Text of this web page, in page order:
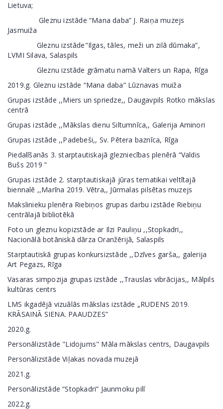
Lietuva;
Gleznu izstāde “Mana daba” J. Raiņa muzejs
Jasmuiža
Gleznu izstāde"Ilgas, tāles, meži un zilā dūmaka”,
LVMI Silava, Salaspils
Gleznu izstāde grāmatu namā Valters un Rapa, Rīga
2019.g. Gleznu izstāde “Mana daba” Lūznavas muiža
Grupas izstāde ,,Miers un spriedze,, Daugavpils Rotko mākslas
centrā
Grupas izstāde ,,Mākslas dienu Siltumnīca,, Galerija Aminori
Grupas izstāde ,,Padebeši,, Sv. Pētera baznīca, Rīga
Piedalīšanās 3. starptautiskajā glezniecības plenērā “Valdis
Bušs 2019 ”
Grupas izstāde 2. starptautiskajā jūras tematikai veltītajā
biennalē ,,Marīna 2019. Vētra,, Jūrmalas pilsētas muzejs
Makslinieku plenēra Riebiņos grupas darbu izstāde Riebiņu
centrālajā bibliotēkā
Foto un gleznu kopizstāde ar Ilzi Pauliņu ,,Stopkadri,,
Nacionālā botāniskā dārza Oranžērijā, Salaspils
Starptautiskā grupas konkursizstāde ,,Dzīves garša,, galerija
Art Pegazs, Rīga
Vasaras simpozija grupas izstāde ,,Trauslas vibrācijas,, Mālpils
kultūras centrs
LMS ikgadējā vizuālās mākslas izstāde „RUDENS 2019.
KRĀSAINĀ SIENA. PAAUDZES”
2020.g.
Personālizstāde "Lidojums" Māla mākslas centrs, Daugavpils
Personālizstāde Viļakas novada muzejā
2021.g.
Personālizstāde “Stopkadri” Jaunmoku pilī
2022.g.